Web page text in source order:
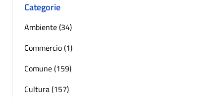
Categorie
Ambiente (34)
Commercio (1)
Comune (159)
Cultura (157)